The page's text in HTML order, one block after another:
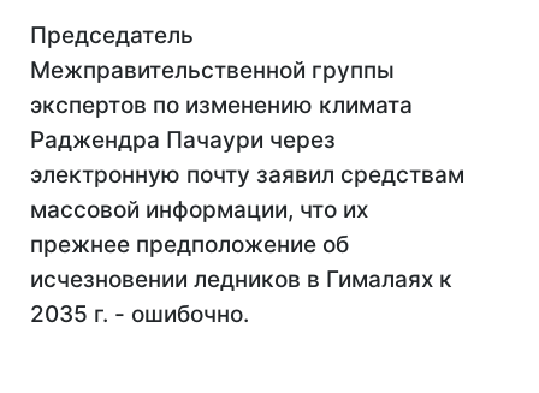
Председатель
Межправительственной группы
экспертов по изменению климата
Раджендра Пачаури через
электронную почту заявил средствам
массовой информации, что их
прежнее предположение об
исчезновении ледников в Гималаях к
2035 г. - ошибочно.